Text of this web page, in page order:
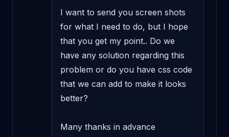
I want to send you screen shots
for what I need to do, but I hope
that you get my point.. Do we
have any solution regarding this
problem or do you have css code
that we can add to make it looks
better?
Many thanks in advance